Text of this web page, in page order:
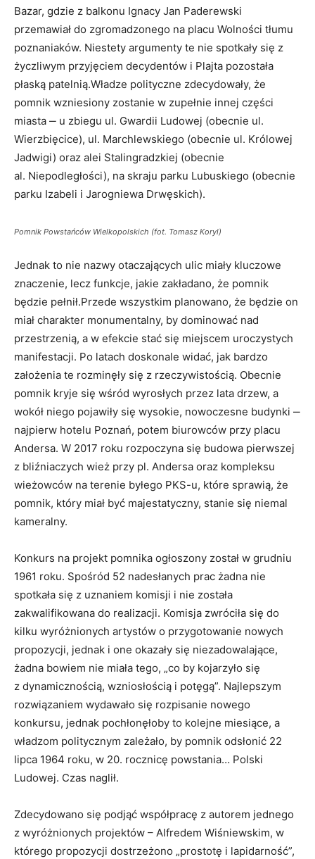
Bazar, gdzie z balkonu Ignacy Jan Paderewski
przemawiał do zgromadzonego na placu Wolności tłumu
poznaniaków. Niestety argumenty te nie spotkały się z
życzliwym przyjęciem decydentów i Plajta pozostała
płaską patelnią.Władze polityczne zdecydowały, że
pomnik wzniesiony zostanie w zupełnie innej części
miasta ‒ u zbiegu ul. Gwardii Ludowej (obecnie ul.
Wierzbięcice), ul. Marchlewskiego (obecnie ul. Królowej
Jadwigi) oraz alei Stalingradzkiej (obecnie
al. Niepodległości), na skraju parku Lubuskiego (obecnie
parku Izabeli i Jarogniewa Drwęskich).
Pomnik Powstańców Wielkopolskich (fot. Tomasz Koryl)
Jednak to nie nazwy otaczających ulic miały kluczowe
znaczenie, lecz funkcje, jakie zakładano, że pomnik
będzie pełnił.Przede wszystkim planowano, że będzie on
miał charakter monumentalny, by dominować nad
przestrzenią, a w efekcie stać się miejscem uroczystych
manifestacji. Po latach doskonale widać, jak bardzo
założenia te rozminęły się z rzeczywistością. Obecnie
pomnik kryje się wśród wyrosłych przez lata drzew, a
wokół niego pojawiły się wysokie, nowoczesne budynki ‒
najpierw hotelu Poznań, potem biurowców przy placu
Andersa. W 2017 roku rozpoczyna się budowa pierwszej
z bliźniaczych wież przy pl. Andersa oraz kompleksu
wieżowców na terenie byłego PKS-u, które sprawią, że
pomnik, który miał być majestatyczny, stanie się niemal
kameralny.
Konkurs na projekt pomnika ogłoszony został w grudniu
1961 roku. Spośród 52 nadesłanych prac żadna nie
spotkała się z uznaniem komisji i nie została
zakwalifikowana do realizacji. Komisja zwróciła się do
kilku wyróżnionych artystów o przygotowanie nowych
propozycji, jednak i one okazały się niezadowalające,
żadna bowiem nie miała tego, „co by kojarzyło się
z dynamicznością, wzniosłością i potęgą”. Najlepszym
rozwiązaniem wydawało się rozpisanie nowego
konkursu, jednak pochłonęłoby to kolejne miesiące, a
władzom politycznym zależało, by pomnik odsłonić 22
lipca 1964 roku, w 20. rocznicę powstania… Polski
Ludowej. Czas naglił.
Zdecydowano się podjąć współpracę z autorem jednego
z wyróżnionych projektów – Alfredem Wiśniewskim, w
którego propozycji dostrzeżono „prostotę i lapidarność”,